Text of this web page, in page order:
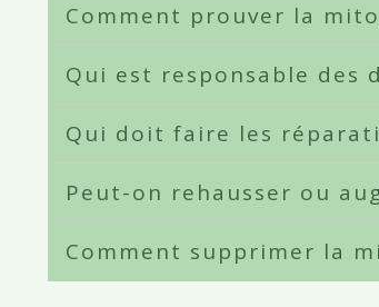
Comment prouver la
Qui est responsable des
Qui doit faire les
Peut-on rehausser ou
Comment supprimer la